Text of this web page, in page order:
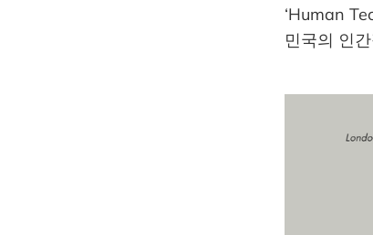
‘Human
민국의 인